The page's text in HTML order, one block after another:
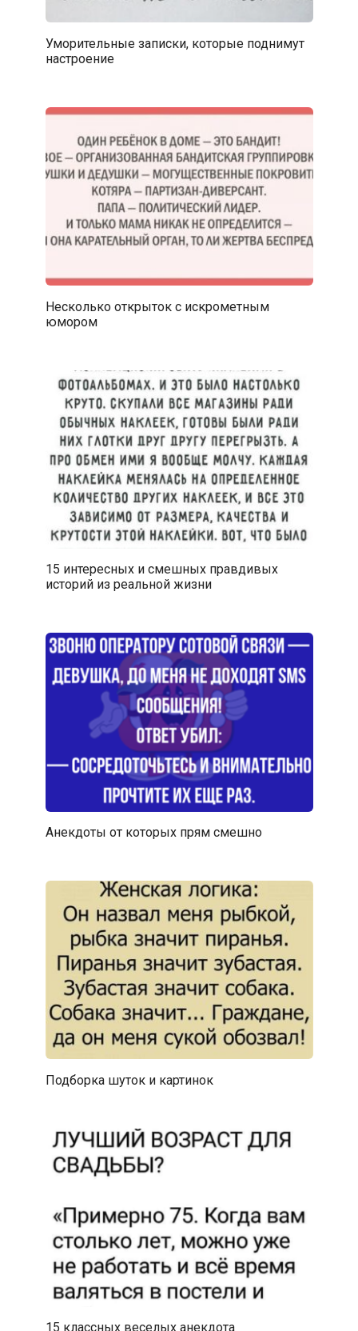
Уморительные записки, которые поднимут
настроение
Несколько открыток с искрометным
юмором
15 интересных и смешных правдивых
историй из реальной жизни
Анекдоты от которых прям смешно
Подборка шуток и картинок
15 классных веселых анекдота